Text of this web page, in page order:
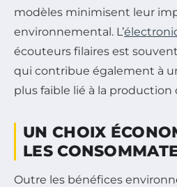
modèles minimisent leur
environnemental. L’
écouteurs filaires est
qui contribue également à
plus faible lié à la
UN CHOIX
LES
Outre les bénéfices